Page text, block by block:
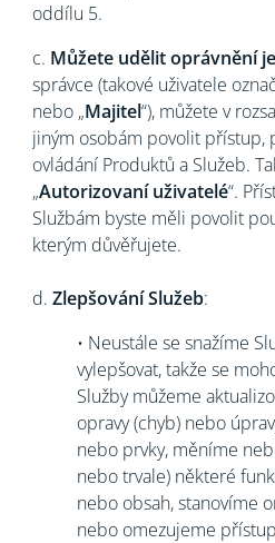
oddílu 5.
c. Můžete udělit oprávnění
správce (takové uživatele
nebo „Majitel“), můžete v
jiným osobám povolit přístup,
ovládání Produktů a Služeb.
„Autorizovaní uživatelé“.
Službám byste měli povolit
kterým důvěřujete.
d. Zlepšování Služeb:
• Neustále se snažíme
vylepšovat, takže se
Služby můžeme
opravy (chyb) nebo
nebo prvky, měníme
nebo trvale) některé
nebo obsah, stanovíme
nebo omezujeme